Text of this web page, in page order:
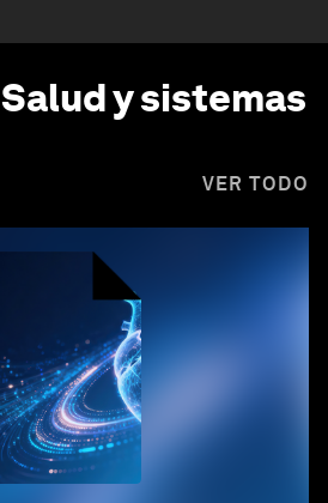
Salud y sistemas
VER TODO